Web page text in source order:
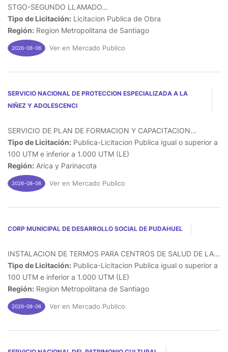
STGO-SEGUNDO LLAMADO...
Tipo de Licitación: Licitacion Publica de Obra
Región: Region Metropolitana de Santiago
2026-08-06 Ver en Mercado Publico
SERVICIO NACIONAL DE PROTECCION ESPECIALIZADA A LA
NIÑEZ Y ADOLESCENCI
SERVICIO DE PLAN DE FORMACION Y CAPACITACION...
Tipo de Licitación: Publica-Licitacion Publica igual o superior a
100 UTM e inferior a 1.000 UTM (LE)
Región: Arica y Parinacota
2026-08-06 Ver en Mercado Publico
CORP MUNICIPAL DE DESARROLLO SOCIAL DE PUDAHUEL
INSTALACION DE TERMOS PARA CENTROS DE SALUD DE LA...
Tipo de Licitación: Publica-Licitacion Publica igual o superior a
100 UTM e inferior a 1.000 UTM (LE)
Región: Region Metropolitana de Santiago
2026-08-06 Ver en Mercado Publico